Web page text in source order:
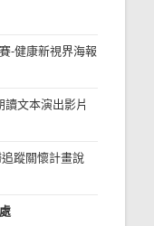
-健康新視界海報
文本演出影片
蹤關懷計畫說